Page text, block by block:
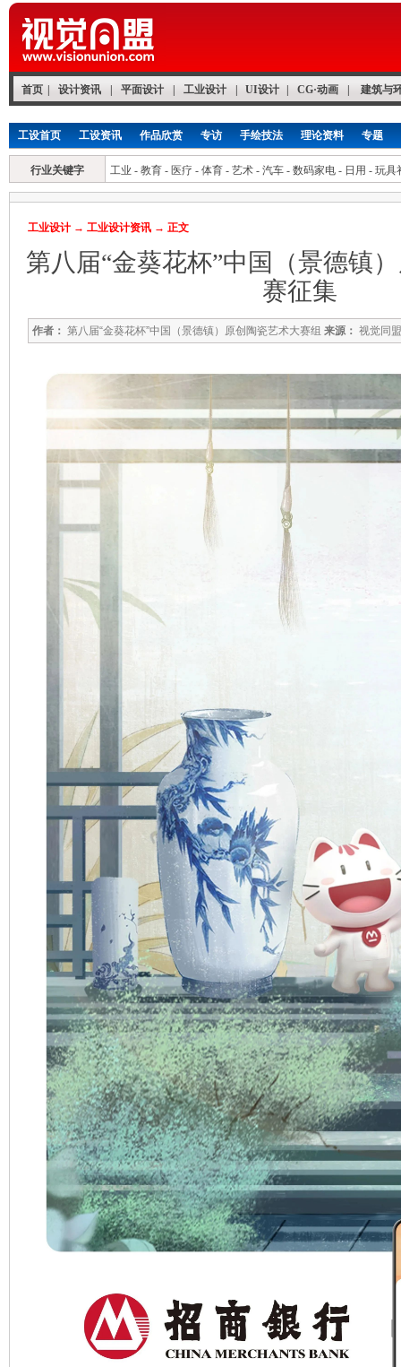
首页 设计资讯 平面设计 工业设计 UI设计 CG·动画 建筑与
工设首页 工设资讯 作品欣赏 专访 手绘技法 理论资料 专题
行业关键字 工业 - 教育 - 医疗 - 体育 - 艺术 - 汽车 - 数码家电 - 日用 - 玩具
工业设计 → 工业设计资讯 → 正文
第八届“金葵花杯”中国（景德镇
赛征集
作者： 第八届“金葵花杯”中国（景德镇）原创陶瓷艺术大赛组 来源： 视觉同